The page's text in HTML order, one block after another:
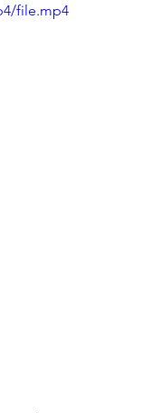
file.mp4